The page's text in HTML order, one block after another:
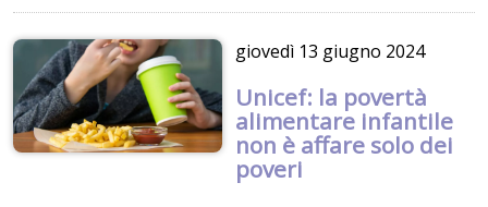
giovedì 13 giugno 2024
Unicef: la povertà
alimentare infantile
non è affare solo dei
poveri